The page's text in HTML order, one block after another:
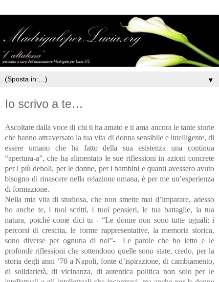
▼
Io scrivo a te…
Ascoltare dalla voce di chi ti ha amato e ti ama ancora le tante storie
che hanno attraversato la tua vita di donna sensibile e intelligente, di
essere umano che ha fatto della sua esistenza una continua
“apertura-a”, che ha alimentato le sue riflessioni in azioni concrete
per i più deboli, per le donne, per i bambini e quanti avessero avuto
bisogno di rinascere nella relazione umana, è per me un’esperienza
di formazione.
Nella mia vita di studiosa, che non smette mai d’imparare, adesso
ho anche te, i tuoi scritti, i tuoi pensieri, le tua battaglie, la tua
natura, poiché come dici tu - “Le donne non sono tutte uguali; i
percorsi di crescita, le forme rappresentative, la memoria storica,
sono diverse per ognuna di noi”- Le parole che ho letto e le
profonde riflessioni che sottendono quelle sono state, credo, per la
storia degli anni ’70 a Napoli, fonte d’ispirazione, di cambiamento,
di solidarietà, di vicinanza, di autentica politica non solo per le